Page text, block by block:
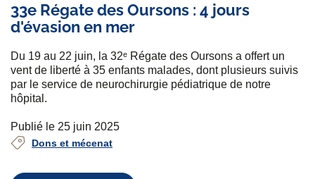
33e Régate des Oursons : 4 jours
d'évasion en mer
Du 19 au 22 juin, la 32ᵉ Régate des Oursons a offert un
vent de liberté à 35 enfants malades, dont plusieurs suivis
par le service de neurochirurgie pédiatrique de notre
hôpital.
Publié le 25 juin 2025
Dons et mécenat